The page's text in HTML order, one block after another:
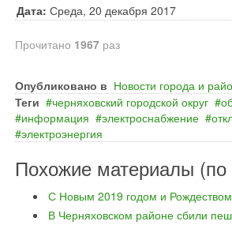
Дата: Среда, 20 декабря 2017
Прочитано 1967 раз
Опубликовано в Новости города и
Теги
черняховский городской округ
информация
электроснабжение
электроэнергия
Похожие материалы (по
С Новым 2019 годом и
В Черняховском районе сбили